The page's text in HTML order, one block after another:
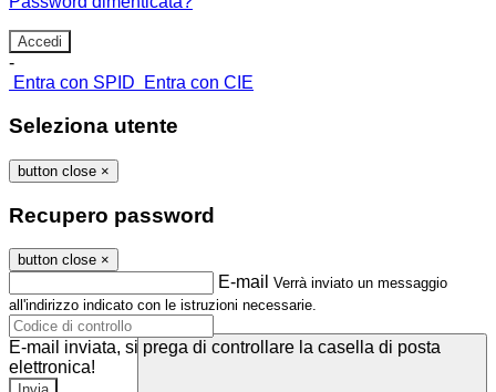
-
Entra con SPID
Entra con CIE
Seleziona utente
button close ×
Recupero password
button close ×
E-mail Verrà inviato un messaggio
all'indirizzo indicato con le istruzioni necessarie.
E-mail inviata, si prega di controllare la casella di posta
elettronica!